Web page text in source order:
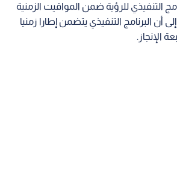
التنفيذي للرؤية ضمن المواقيت الزمنية
أن البرنامج التنفيذي يتضمن إطارا زمنيا
الإنجاز.